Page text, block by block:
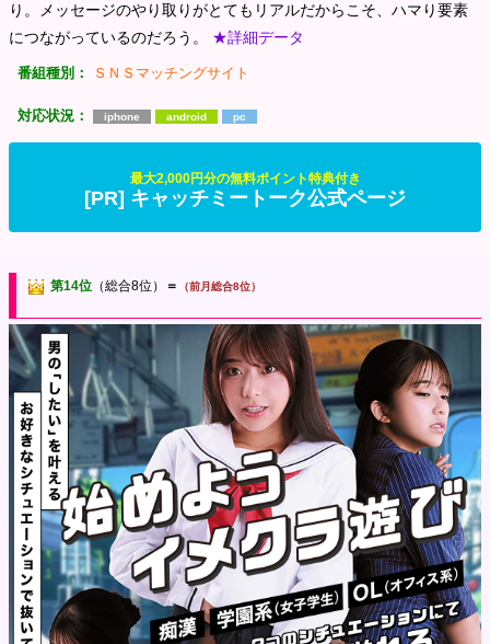
り。メッセージのやり取りがとてもリアルだからこそ、ハマり要素
につながっているのだろう。 ★詳細データ
番組種別： ＳＮＳマッチングサイト
対応状況： iphone android pc
最大2,000円分の無料ポイント特典付き
[PR] キャッチミートーク公式ページ
第14位 （総合8位） ＝ （前月総合8位）